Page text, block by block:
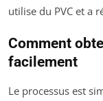
utilise du PVC et a
Comment
facilement
Le processus est